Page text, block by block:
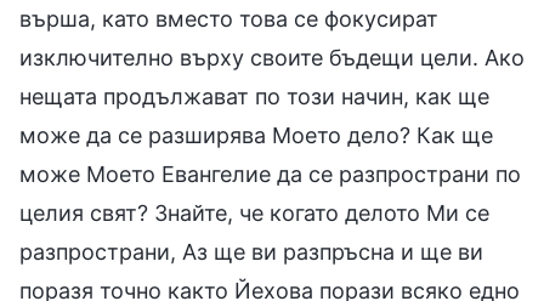
върша, като вместо това се фокусират
изключително върху своите бъдещи цели. Ако
нещата продължават по този начин, как ще
може да се разширява Моето дело? Как ще
може Моето Евангелие да се разпространи по
целия свят? Знайте, че когато делото Ми се
разпространи, Аз ще ви разпръсна и ще ви
поразя точно както Йехова порази всяко едно